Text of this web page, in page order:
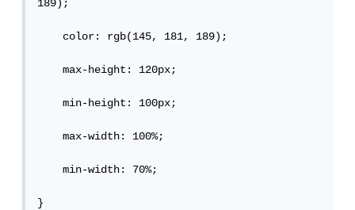
189);
color: rgb(145, 181, 189);
max-height: 120px;
min-height: 100px;
max-width: 100%;
min-width: 70%;
}